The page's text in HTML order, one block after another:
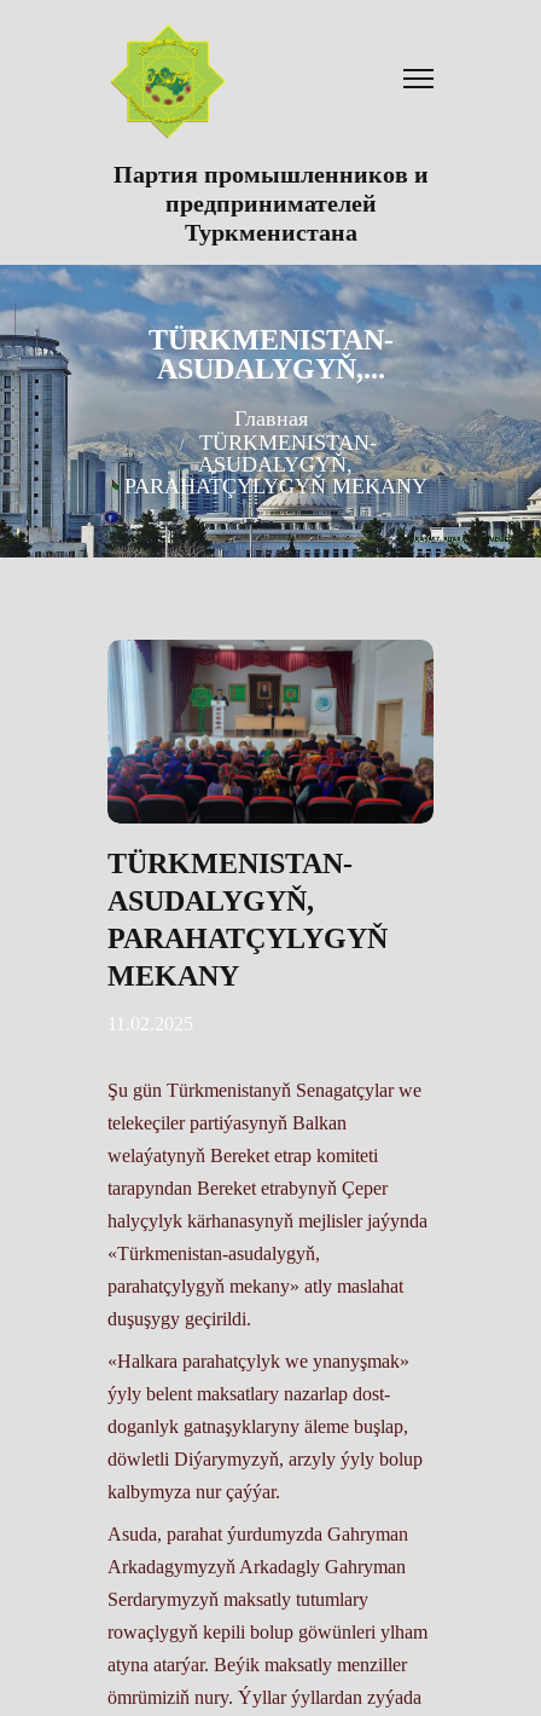
Партия промышленников и
предпринимателей
Туркменистана
TÜRKMENISTAN-
ASUDALYGYŇ,...
Главная
TÜRKMENISTAN-
ASUDALYGYŇ,
PARAHATÇYLYGYŇ MEKANY
TÜRKMENISTAN-
ASUDALYGYŇ,
PARAHATÇYLYGYŇ
MEKANY
11.02.2025
Şu gün Türkmenistanyň Senagatçylar we
telekeçiler partiýasynyň Balkan
welaýatynyň Bereket etrap komiteti
tarapyndan Bereket etrabynyň Çeper
halyçylyk kärhanasynyň mejlisler jaýynda
«Türkmenistan-asudalygyň,
parahatçylygyň mekany» atly maslahat
duşuşygy geçirildi.
«Halkara parahatçylyk we ynanyşmak»
ýyly belent maksatlary nazarlap dost-
doganlyk gatnaşyklaryny äleme buşlap,
döwletli Diýarymyzyň, arzyly ýyly bolup
kalbymyza nur çaýýar.
Asuda, parahat ýurdumyzda Gahryman
Arkadagymyzyň Arkadagly Gahryman
Serdarymyzyň maksatly tutumlary
rowaçlygyň kepili bolup göwünleri ylham
atyna atarýar. Beýik maksatly menziller
ömrümiziň nury. Ýyllar ýyllardan zyýada